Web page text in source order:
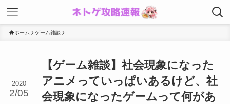
ホーム ゲーム雑談
【ゲーム雑談】社会現象になった
アニメっていっぱいあるけど、社
会現象になったゲームって何があ
2020
2/05